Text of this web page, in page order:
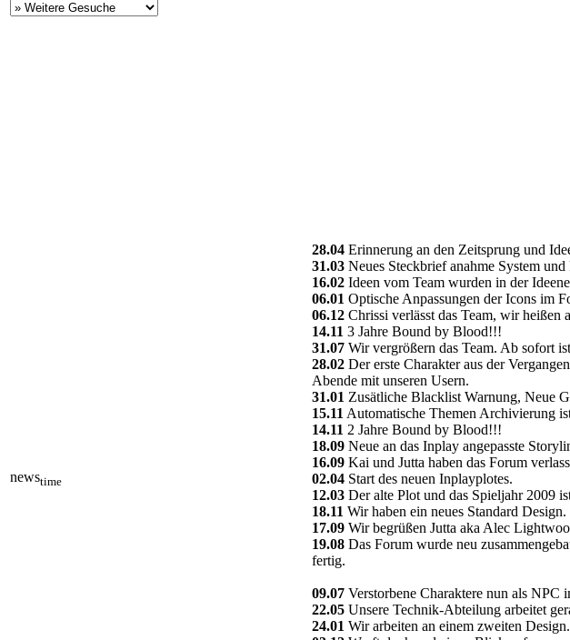
newstime
28.04 Erinnerung an den Zeitsprung und
31.03 Neues Steckbrief anahme System
16.02 Ideen vom Team wurden in der
06.01 Optische Anpassungen der Icons im
06.12 Chrissi verlässt das Team, wir
14.11 3 Jahre Bound by Blood!!!
31.07 Wir vergrößern das Team. Ab sofort
28.02 Der erste Charakter aus der
Abende mit unseren Usern.
31.01 Zusätliche Blacklist Warnung, Neue
15.11 Automatische Themen Archivierung
14.11 2 Jahre Bound by Blood!!!
18.09 Neue an das Inplay angepasste
16.09 Kai und Jutta haben das Forum
02.04 Start des neuen Inplayplotes.
12.03 Der alte Plot und das Spieljahr 2009
18.11 Wir haben ein neues Standard Design.
17.09 Wir begrüßen Jutta aka Alec
19.08 Das Forum wurde neu
fertig.
09.07 Verstorbene Charaktere nun als NPC
22.05 Unsere Technik-Abteilung arbeitet
24.01 Wir arbeiten an einem zweiten Design.